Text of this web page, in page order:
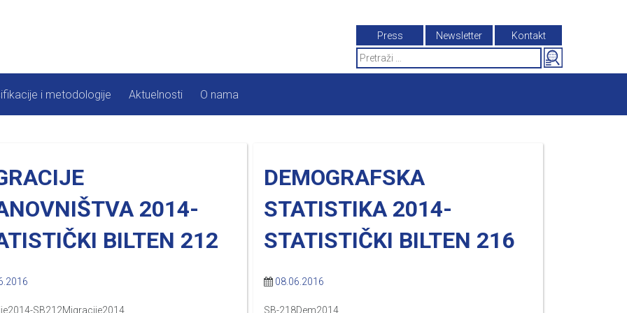
Press Newsletter
Kontakt
Search
for:
i metodologije Aktuelnosti O nama
2014-
BILTEN 212
SB212Migracije2014
DEMOGRAFSKA
STATISTIKA 2014-
STATISTIČKI BILTEN 216
08.06.2016
SB-218Dem2014